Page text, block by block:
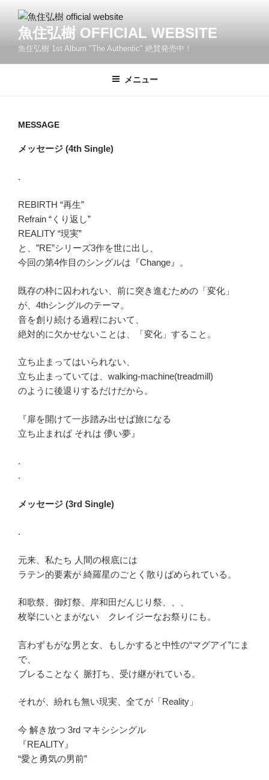
ツ
魚住弘樹 OFFICIAL WEBSITE
魚住弘樹 1st Album "The Authentic" 絶賛発売中！
メニュー
MESSAGE
メッセージ (4th Single)
.
REBIRTH “再生”
Refrain “くり返し”
REALITY “現実”
と、”RE”シリーズ3作を世に出し、
今回の第4作目のシングルは『Change』。
既存の枠に囚われない、前に突き進むための「変化」
が、4thシングルのテーマ。
音を創り続ける過程において、
絶対的に欠かせないことは、「変化」すること。
立ち止まってはいられない、
立ち止まっていては、walking-machine(treadmill)
のように後退りするだけだから。
『扉を開けて一歩踏み出せば旅になる
立ち止まれば それは 儚い夢』
.
.
メッセージ (3rd Single)
.
元来、私たち 人間の根底には
ラテン的要素が 綺羅星のごとく散りばめられている。
和歌祭、御灯祭、岸和田だんじり祭、、、
枚挙にいとまがない クレイジーなお祭りにも。
言わずもがな男と女、もしかすると中性の“マグアイ”にま
で、
ブレることなく 脈打ち、受け継がれている。
それが、紛れも無い現実、全てが「Reality」
今 解き放つ 3rd マキシシングル
『REALITY』
“愛と勇気の男前”